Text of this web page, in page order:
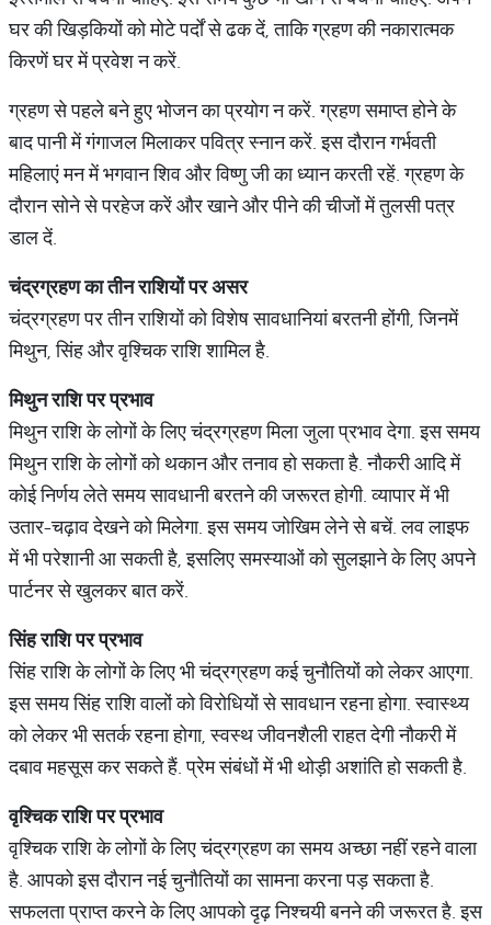
घर की खिड़कियों को मोटे पर्दों से ढक दें, ताकि ग्रहण की नकारात्मक
किरणें घर में प्रवेश न करें.
ग्रहण से पहले बने हुए भोजन का प्रयोग न करें. ग्रहण समाप्त होने के
बाद पानी में गंगाजल मिलाकर पवित्र स्नान करें. इस दौरान गर्भवती
महिलाएं मन में भगवान शिव और विष्णु जी का ध्यान करती रहें. ग्रहण के
दौरान सोने से परहेज करें और खाने और पीने की चीजों में तुलसी पत्र
डाल दें.
चंद्रग्रहणकातीनराशियोंपरअसर
चंद्रग्रहण पर तीन राशियों को विशेष सावधानियां बरतनी होंगी, जिनमें
मिथुन, सिंह और वृश्चिक राशि शामिल है.
मिथुनराशिपरप्रभाव
मिथुन राशि के लोगों के लिए चंद्रग्रहण मिला जुला प्रभाव देगा. इस समय
मिथुन राशि के लोगों को थकान और तनाव हो सकता है. नौकरी आदि में
कोई निर्णय लेते समय सावधानी बरतने की जरूरत होगी. व्यापार में भी
उतार-चढ़ाव देखने को मिलेगा. इस समय जोखिम लेने से बचें. लव लाइफ
में भी परेशानी आ सकती है, इसलिए समस्याओं को सुलझाने के लिए अपने
पार्टनर से खुलकर बात करें.
सिंहराशिपरप्रभाव
सिंह राशि के लोगों के लिए भी चंद्रग्रहण कई चुनौतियों को लेकर आएगा.
इस समय सिंह राशि वालों को विरोधियों से सावधान रहना होगा. स्वास्थ्य
को लेकर भी सतर्क रहना होगा, स्वस्थ जीवनशैली राहत देगी नौकरी में
दबाव महसूस कर सकते हैं. प्रेम संबंधों में भी थोड़ी अशांति हो सकती है.
वृश्चिकराशिपरप्रभाव
वृश्चिक राशि के लोगों के लिए चंद्रग्रहण का समय अच्छा नहीं रहने वाला
है. आपको इस दौरान नई चुनौतियों का सामना करना पड़ सकता है.
सफलता प्राप्त करने के लिए आपको दृढ़ निश्चयी बनने की जरूरत है. इस